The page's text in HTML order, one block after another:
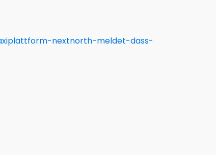
nextnorth-meldet-dass-